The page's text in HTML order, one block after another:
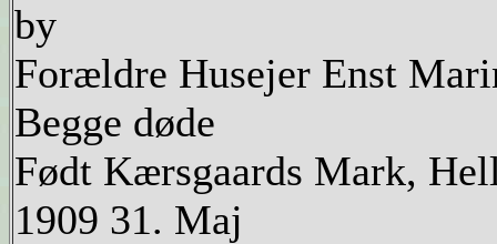
by
Forældre Husejer Enst
Begge døde
Født Kærsgaards Mark,
1909 31. Maj